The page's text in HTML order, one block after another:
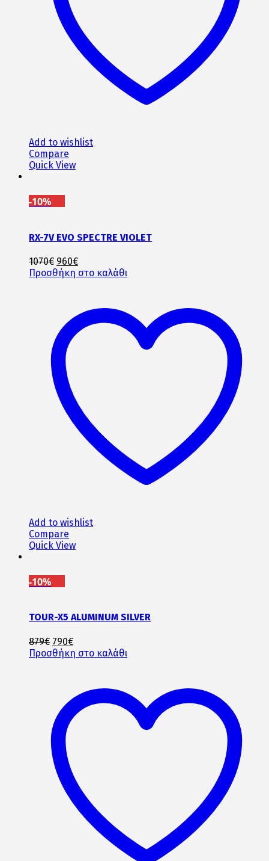
Add to wishlist
Compare
Quick View
-10%
RX-7V EVO SPECTRE VIOLET
1070€ Original
price
960€Η
τρέχουσα
960€.
Προσθήκη στο καλάθι
Add to wishlist
Compare
Quick View
-10%
TOUR-X5 ALUMINUM SILVER
879€ Original
price
790€Η
τρέχουσα
790€.
Προσθήκη στο καλάθι